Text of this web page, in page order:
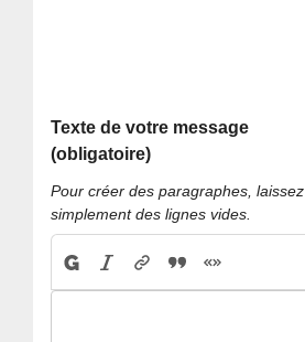
Texte de votre message
(obligatoire)
Pour créer des paragraphes, laissez
simplement des lignes vides.